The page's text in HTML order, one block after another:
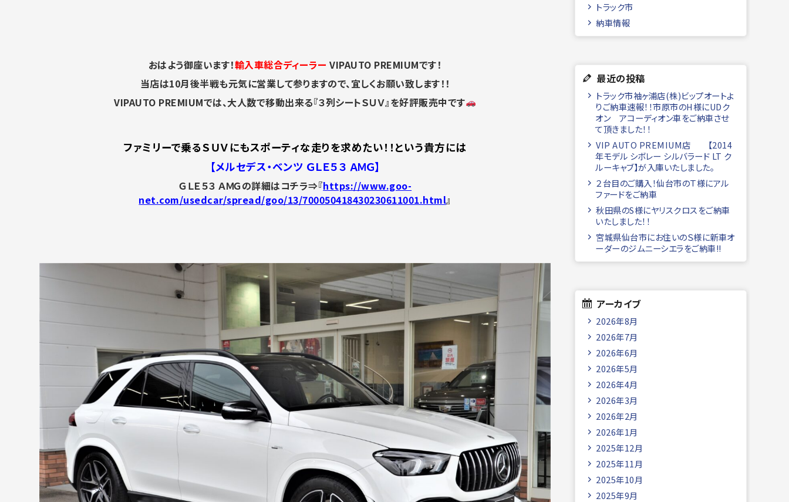
おはよう御座います！輸入車総合ディーラー VIPAUTO PREMIUMです！
当店は10月後半戦も元気に営業して参りますので、宜しくお願い致します！！
VIPAUTO PREMIUMでは、大人数で移動出来る『３列シートＳＵＶ』を好評販売中です
ファミリーで乗るＳＵＶにもスポーティな走りを求めたい！！という貴方には
【メルセデス・ベンツ ＧＬＥ５３ ＡＭＧ】
ＧＬＥ５３ ＡＭＧの詳細はコチラ⇒『https://www.goo-
net.com/usedcar/spread/goo/13/700050418430230611001.html』
トラック市
納車情報
最近の投稿
トラック市袖ヶ浦店(株)ビップオートよ
りご納車速報！！市原市のH様にUDク
オン アコーディオン車をご納車させ
て頂きました！！
VIP AUTO PREMIUM店 【2014
年モデル シボレー シルバラード LT ク
ルーキャブ】が入庫いたしました。
２台目のご購入！仙台市のＴ様にアル
ファードをご納車
秋田県のS様にヤリスクロスをご納車
いたしました！！
宮城県仙台市にお住いのＳ様に新車オ
ーダーのジムニーシエラをご納車!!
アーカイブ
2026年8月
2026年7月
2026年6月
2026年5月
2026年4月
2026年3月
2026年2月
2026年1月
2025年12月
2025年11月
2025年10月
2025年9月